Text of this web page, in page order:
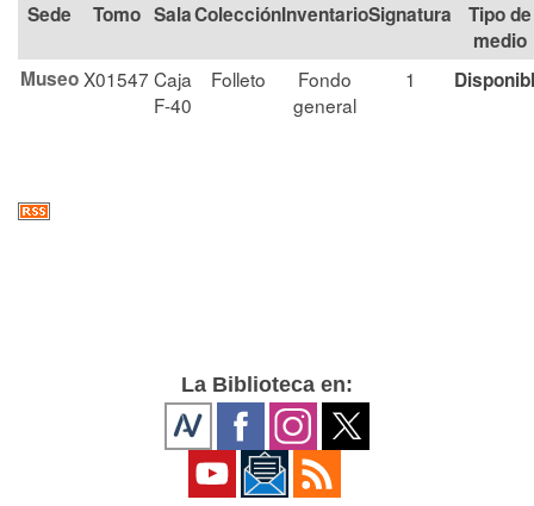
Tomo SalaColección Signatura
Tipo de
medio
MuseoX01547 Caja
F-40
Folleto
Fondo
general
1
La Biblioteca en: